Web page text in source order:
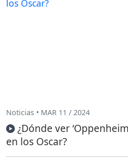
Noticias • MAR 11 / 2024
¿Dónde ver
en los Oscar?